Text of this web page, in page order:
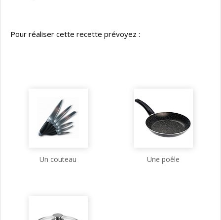
Pour réaliser cette recette prévoyez :
Un couteau Une poêle